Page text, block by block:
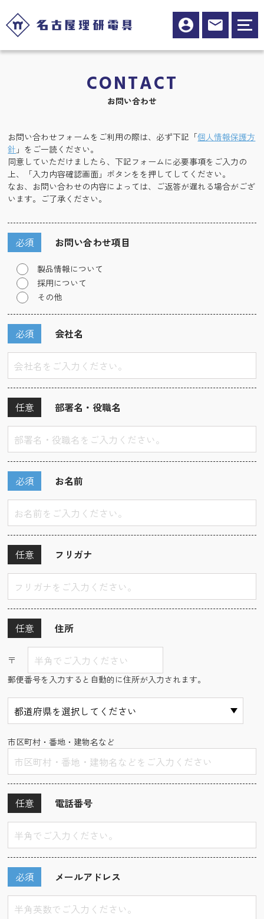
CONTACT
お問い合わせ
お問い合わせフォームをご利用の際は、必ず下記「個人情報保護方
針 」をご一読ください。
同意していただけましたら、下記フォームに必要事項をご入力の
上、「入力内容確認画面」ボタンをを押してしてください。
なお、お問い合わせの内容によっては、ご返答が遅れる場合がござ
います。ご了承ください。
お問い合わせ項目
必須
製品情報について
採用について
その他
会社名
必須
部署名・役職名
任意
お名前
必須
フリガナ
任意
住所
任意
〒
郵便番号を入力すると自動的に住所が入力されます。
市区町村・番地・建物名など
電話番号
任意
メールアドレス
必須